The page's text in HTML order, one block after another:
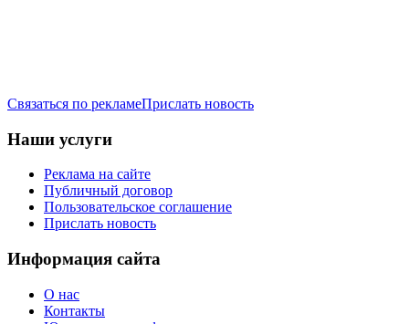
Связаться по рекламеПрислать новость
Наши услуги
Реклама на сайте
Публичный договор
Пользовательское соглашение
Прислать новость
Информация сайта
О нас
Контакты